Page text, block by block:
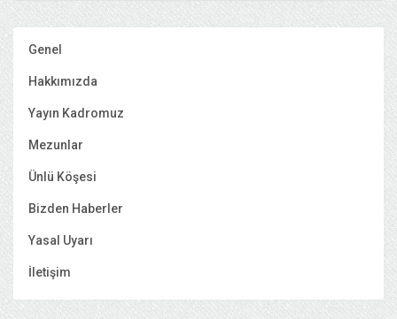
Genel
Hakkımızda
Yayın Kadromuz
Mezunlar
Ünlü Köşesi
Bizden Haberler
Yasal Uyarı
İletişim